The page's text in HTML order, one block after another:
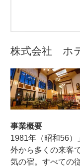
株式会社 ホ
事業概要
1981年（昭和56）
外から多くの来客
気の宿。すべての